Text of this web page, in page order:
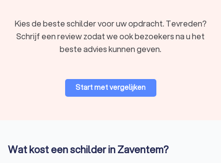
Kies de beste schilder voor uw opdracht. Tevreden?
Schrijf een review zodat we ook bezoekers na u het
beste advies kunnen geven.
Start met vergelijken
Wat kost een schilder in Zaventem?